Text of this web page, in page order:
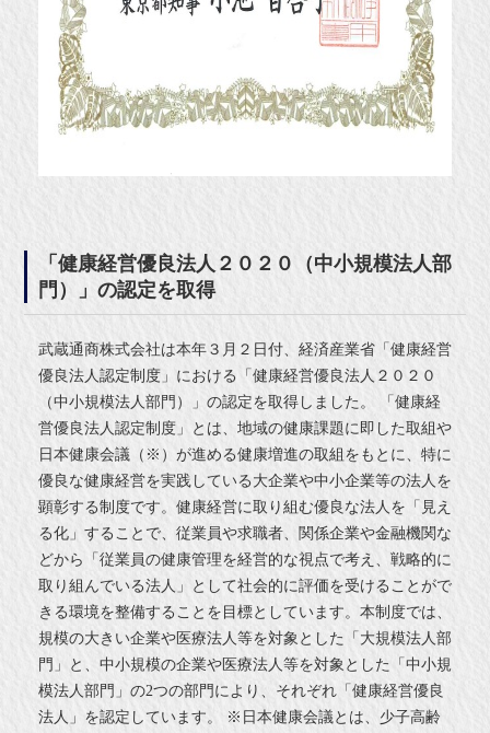
「健康経営優良法人２０２０（中小規模法人部
門）」の認定を取得
武蔵通商株式会社は本年３月２日付、経済産業省「健康経営
優良法人認定制度」における「健康経営優良法人２０２０
（中小規模法人部門）」の認定を取得しました。 「健康経
営優良法人認定制度」とは、地域の健康課題に即した取組や
日本健康会議（※）が進める健康増進の取組をもとに、特に
優良な健康経営を実践している大企業や中小企業等の法人を
顕彰する制度です。健康経営に取り組む優良な法人を「見え
る化」することで、従業員や求職者、関係企業や金融機関な
どから「従業員の健康管理を経営的な視点で考え、戦略的に
取り組んでいる法人」として社会的に評価を受けることがで
きる環境を整備することを目標としています。本制度では、
規模の大きい企業や医療法人等を対象とした「大規模法人部
門」と、中小規模の企業や医療法人等を対象とした「中小規
模法人部門」の2つの部門により、それぞれ「健康経営優良
法人」を認定しています。 ※日本健康会議とは、少子高齢